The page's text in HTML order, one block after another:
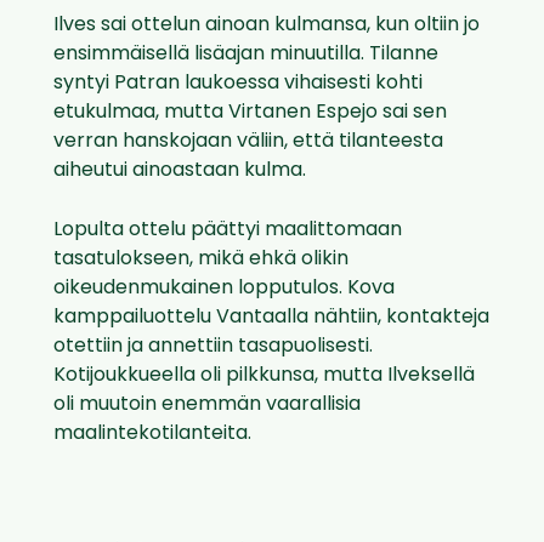
Ilves sai ottelun ainoan kulmansa, kun oltiin jo
ensimmäisellä lisäajan minuutilla. Tilanne
syntyi Patran laukoessa vihaisesti kohti
etukulmaa, mutta Virtanen Espejo sai sen
verran hanskojaan väliin, että tilanteesta
aiheutui ainoastaan kulma.
Lopulta ottelu päättyi maalittomaan
tasatulokseen, mikä ehkä olikin
oikeudenmukainen lopputulos. Kova
kamppailuottelu Vantaalla nähtiin, kontakteja
otettiin ja annettiin tasapuolisesti.
Kotijoukkueella oli pilkkunsa, mutta Ilveksellä
oli muutoin enemmän vaarallisia
maalintekotilanteita.